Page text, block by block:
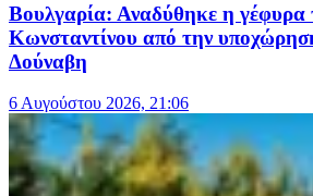
Βουλγαρία: Αναδύθηκε η
Κωνσταντίνου από την
Δούναβη
6 Αυγούστου 2026, 21:06